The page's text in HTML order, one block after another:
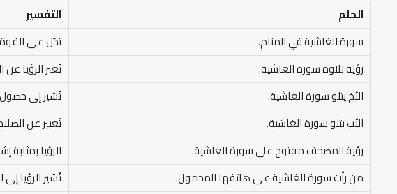
الحلم
التفسير
سورة الغاشية في المنام.
تدُل على
رؤية تلاوة سورة الغاشية.
تُعبر الرؤيا
الأخ يتلو سورة الغاشية.
تُشير إلى
الأب يتلو سورة الغاشية.
تُعبير عن
رؤية المصحف مفتوح على سورة الغاشية.
الرؤيا
من رأت سورة الغاشية على هاتفها المحمول.
تُشير الرؤيا